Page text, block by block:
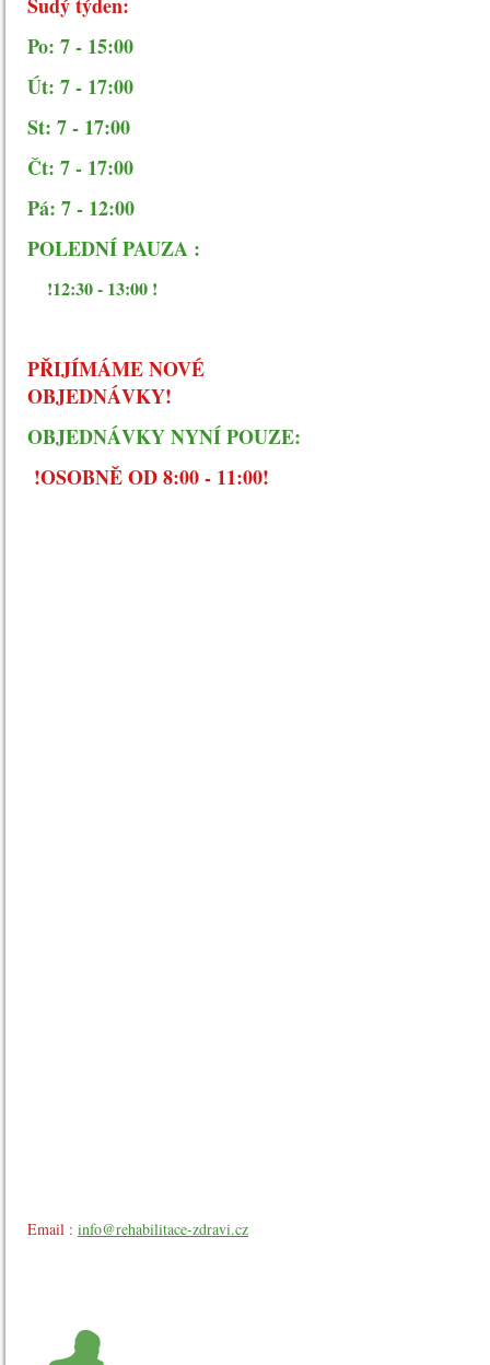
Po: 7 - 15:00
Út: 7 - 17:00
St: 7 - 17:00
Čt: 7 - 17:00
Pá: 7 - 12:00
POLEDNÍ PAUZA :
!12:30 - 13:00 !
PŘIJÍMÁME NOVÉ
OBJEDNÁVKY!
OBJEDNÁVKY NYNÍ POUZE:
!OSOBNĚ OD 8:00 - 11:00!
Email : info@rehabilitace-zdravi.cz